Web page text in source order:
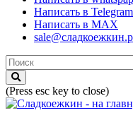
Написать в Telegram
Написать в MAX
(Press esc key to close)